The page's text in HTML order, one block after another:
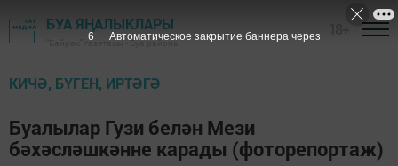
БУА ЯҢАЛЫКЛАРЫ
"Байрак" газетасы - Буа районы
КИЧӘ, БҮГЕН, ИРТӘГӘ
Буалылар Гузи белән Мези
бәхәсләшкәнне карады (фоторепортаж)
5 Автоматическое закрытие баннера через